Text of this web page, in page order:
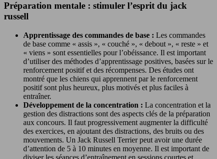
Préparation mentale : stimuler l’esprit du jack
russell
Apprentissage des commandes de base : Les commandes
de base comme « assis », « couché », « debout », « reste » et
« viens » sont essentielles pour l’obéissance. Il est important
d’utiliser des méthodes d’apprentissage positives, basées sur le
renforcement positif et des récompenses. Des études ont
montré que les chiens qui apprennent par le renforcement
positif sont plus heureux, plus motivés et plus faciles à
entraîner.
Développement de la concentration : La concentration et la
gestion des distractions sont des aspects clés de la préparation
aux concours. Il faut progressivement augmenter la difficulté
des exercices, en ajoutant des distractions, des bruits ou des
mouvements. Un Jack Russell Terrier peut avoir une durée
d’attention de 5 à 10 minutes en moyenne. Il est important de
diviser les séances d’entraînement en sessions courtes et